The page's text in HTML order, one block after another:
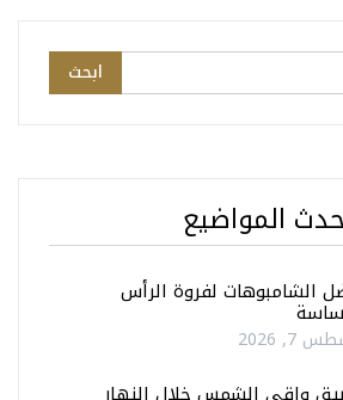
المواضيع
الشامبوهات لفروة الرأس
2026